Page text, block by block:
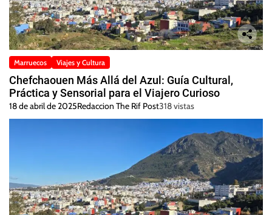
Marruecos Viajes y Cultura
Chefchaouen Más Allá del Azul: Guía Cultural,
Práctica y Sensorial para el Viajero Curioso
18 de abril de 2025Redaccion The Rif Post318 vistas